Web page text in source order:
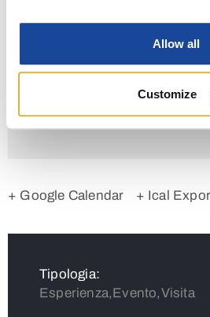
Allow all
Customize
+ Google Calendar + Ical
Tipologia:
Esperienza,Evento,Visita